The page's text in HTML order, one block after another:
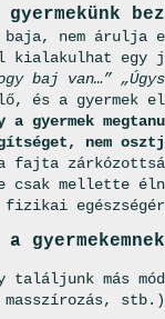
gyermekünk
baja, nem
kialakulhat
baj van…”
és a gyermek
a gyermek
nem
fajta
csak mellette
fizikai
találjunk más
stb.)